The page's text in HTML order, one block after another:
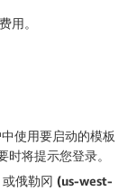
用。
使用要启动的模板
将提示您登录。
或俄勒冈 (us-west-